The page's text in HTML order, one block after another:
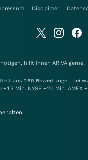
Disclaimer
hilft Ihnen ARIVA gerne.
aus 285 Bewertungen bei
Min. NYSE +20 Min.